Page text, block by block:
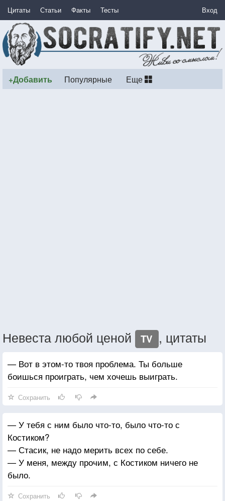
Цитаты Статьи Факты Тесты Вход
+Добавить Популярные Еще
Невеста любой ценой TV , цитаты
— Вот в этом-то твоя проблема. Ты больше
боишься проиграть, чем хочешь выиграть.
Сохранить
— У тебя с ним было что-то, было что-то с
Костиком?
— Стасик, не надо мерить всех по себе.
— У меня, между прочим, с Костиком ничего не
было.
Сохранить